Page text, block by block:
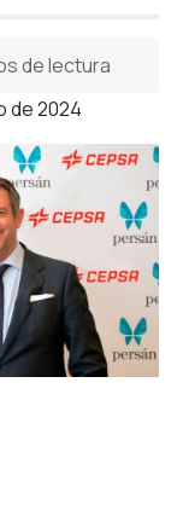
de 2024
de lectura